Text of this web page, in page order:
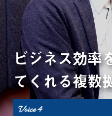
ビジネス効率
てくれる複数
Voice 4